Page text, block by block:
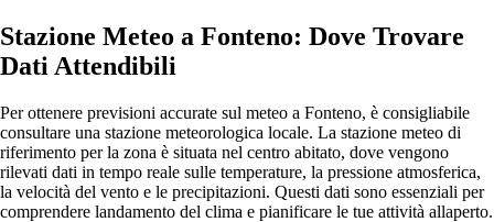
Stazione Meteo a Fonteno: Dove Trovare
Dati Attendibili
Per ottenere previsioni accurate sul meteo a Fonteno, è consigliabile
consultare una stazione meteorologica locale. La stazione meteo di
riferimento per la zona è situata nel centro abitato, dove vengono
rilevati dati in tempo reale sulle temperature, la pressione atmosferica,
la velocità del vento e le precipitazioni. Questi dati sono essenziali per
comprendere landamento del clima e pianificare le tue attività allaperto.